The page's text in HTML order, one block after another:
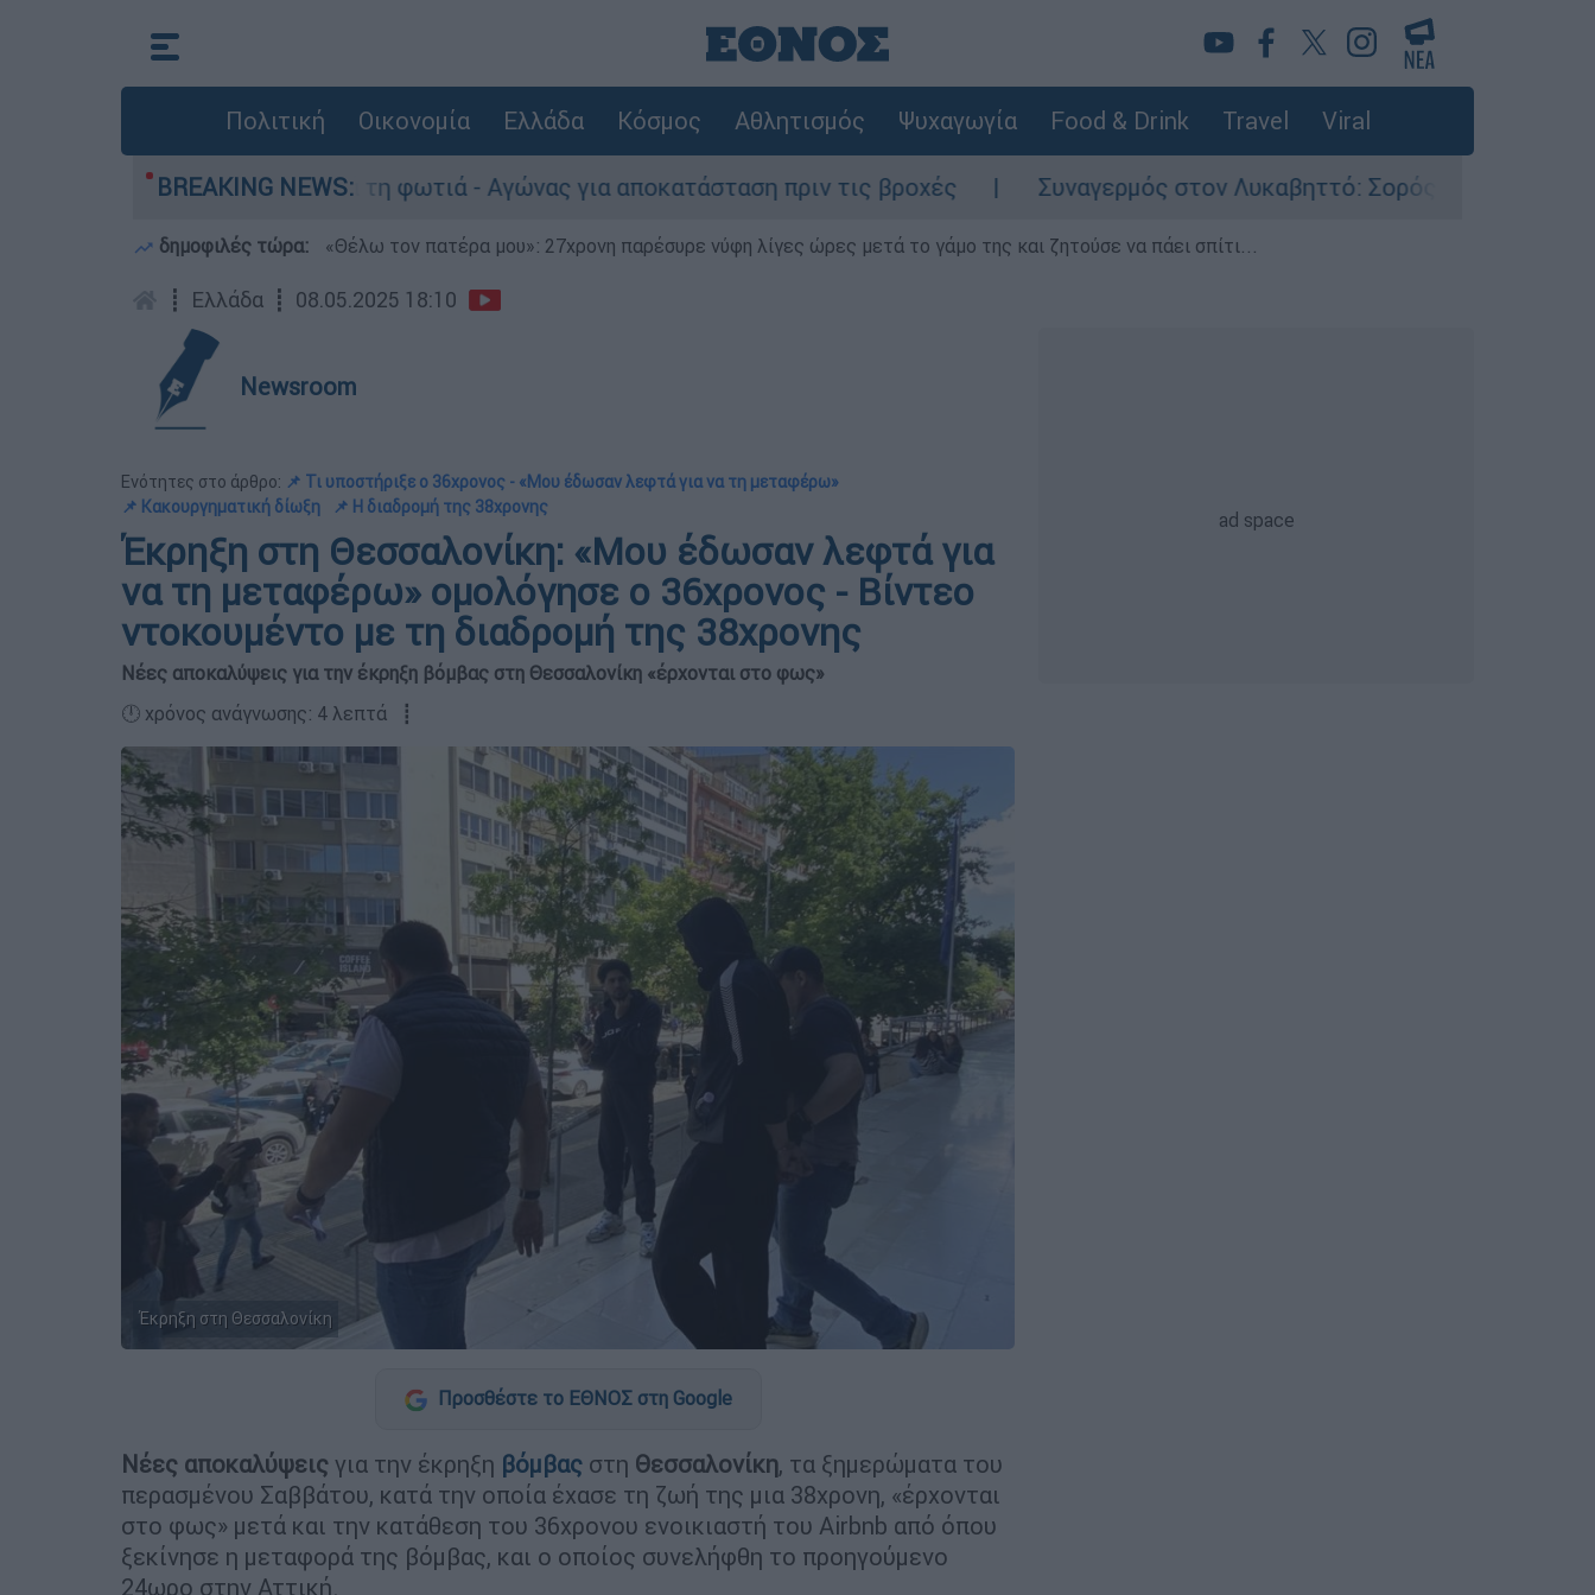
Πολιτική Οικονομία Ελλάδα Κόσμος Αθλητισμός Ψυχαγωγία Food & Drink Travel Viral
BREAKING NEWS:
Γερμανό μετά τη φωτιά - Αγώνας για αποκατάσταση πριν τις βροχές Συναγερμός στον Λυκαβηττό: Σορός σε προχωρημένη σήψη
δημοφιλές τώρα: «Θέλω τον πατέρα μου»: 27χρονη παρέσυρε νύφη λίγες ώρες μετά το γάμο της και ζητούσε να πάει σπίτι...
┋ Ελλάδα ┋ 08.05.2025 18:10
Newsroom
Ενότητες στο άρθρο: 📌 Τι υποστήριξε ο 36χρονος - «Μου έδωσαν λεφτά για να τη μεταφέρω»
📌 Κακουργηματική δίωξη
📌 Η διαδρομή της 38χρονης
Έκρηξη στη Θεσσαλονίκη: «Μου έδωσαν λεφτά για
να τη μεταφέρω» ομολόγησε ο 36χρονος - Βίντεο
ντοκουμέντο με τη διαδρομή της 38χρονης
Νέες αποκαλύψεις για την έκρηξη βόμβας στη Θεσσαλονίκη «έρχονται στο φως»
🕛 χρόνος ανάγνωσης: 4 λεπτά ┋
Έκρηξη στη Θεσσαλονίκη
Προσθέστε το ΕΘΝΟΣ στη Google
Νέες αποκαλύψεις για την έκρηξη βόμβας στη Θεσσαλονίκη, τα ξημερώματα του
περασμένου Σαββάτου, κατά την οποία έχασε τη ζωή της μια 38χρονη, «έρχονται
στο φως» μετά και την κατάθεση του 36χρονου ενοικιαστή του Airbnb από όπου
ξεκίνησε η μεταφορά της βόμβας, και ο οποίος συνελήφθη το προηγούμενο
24ωρο στην Αττική.